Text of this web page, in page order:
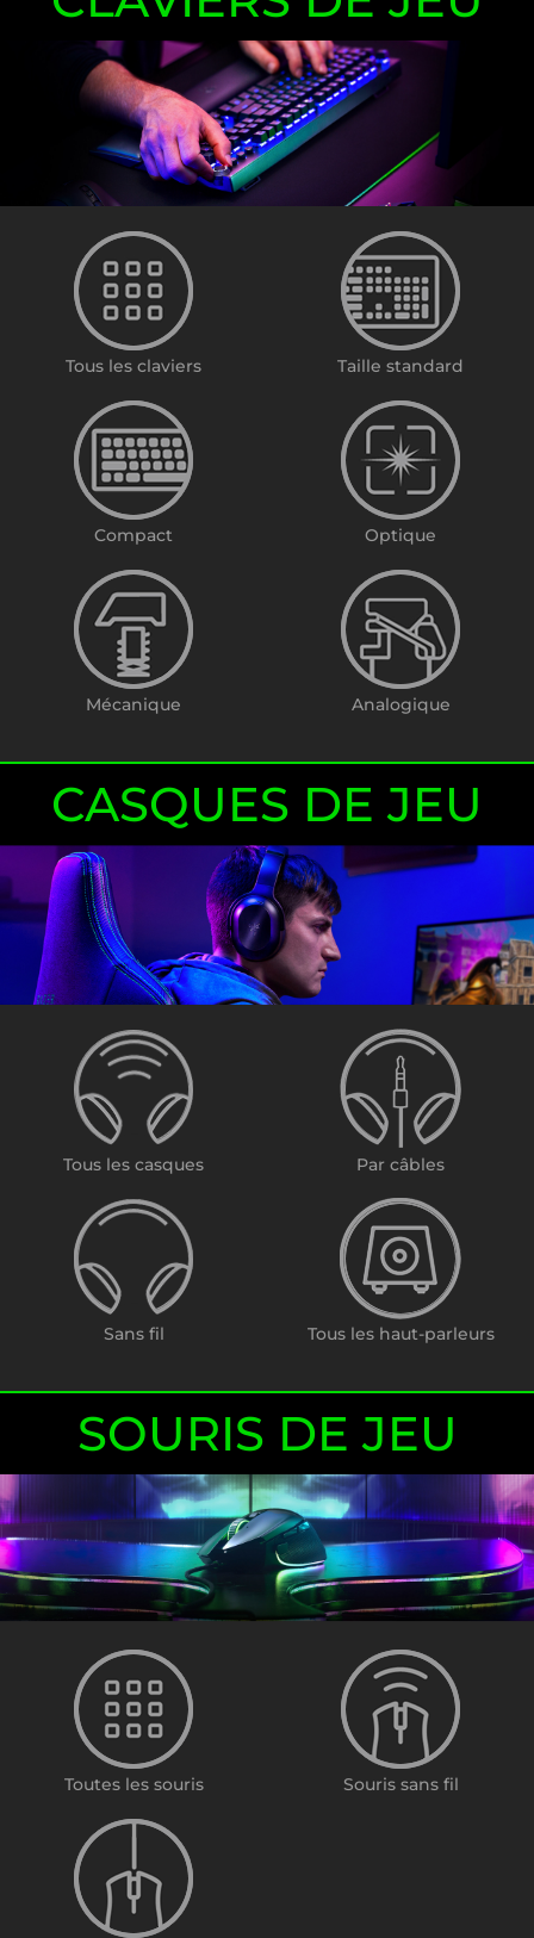
Tous les claviers Taille standard
Compact Optique
Mécanique Analogique
CASQUES DE JEU
Tous les casques Par câbles
Sans fil Tous les haut-parleurs
SOURIS DE JEU
Toutes les souris Souris sans fil